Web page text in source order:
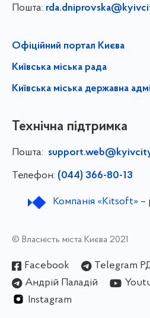
Пошта:
Офіційний портал Києва
Київська міська рада
Київська міська державна
Технічна підтримка
Пошта:
Телефон: (044) 366-80-13
Компанія «Kitsoft»–
© Власність міста Києва 2021
Facebook
Telegram
Андрій Паладій
Instagram